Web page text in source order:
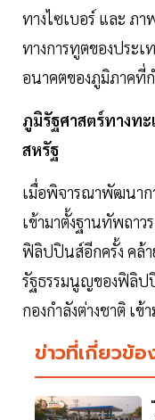
ทางไซเบอร์ และ ภ
ทางการทูตของประ
อนาคตของภูมิภาคที่
ภูมิรัฐศาสตร์ทางทะ
สหรัฐ
เมื่อพิจารณาพัฒนาก
เข้ามาตั้งฐานทัพถาว
ฟิลิปปินส์อีกครั้ง คล้า
รัฐธรรมนูญของฟิลิ
กองกำลังต่างชาติ เข้
ข่าวที่เกี่ยวข้อ